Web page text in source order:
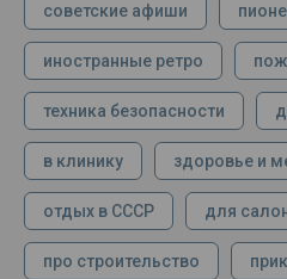
советские афиши
иностранные ретро
техника безопасности
в клинику здоровье и
отдых в СССР для
про строительство